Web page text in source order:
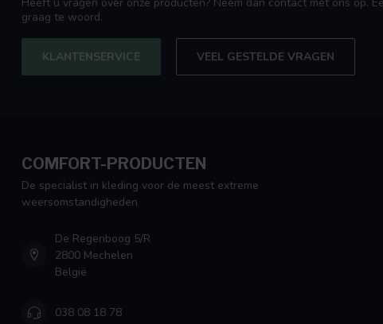
graag te woord.
KLANTENSERVICE VEEL GESTELDE VRAGEN
COMFORT-PRODUCTEN
De specialist in kleding voor de meest extreme
weersomstandigheden
De Regenboog 5/R
2800 Mechelen
België
038 08 18 78